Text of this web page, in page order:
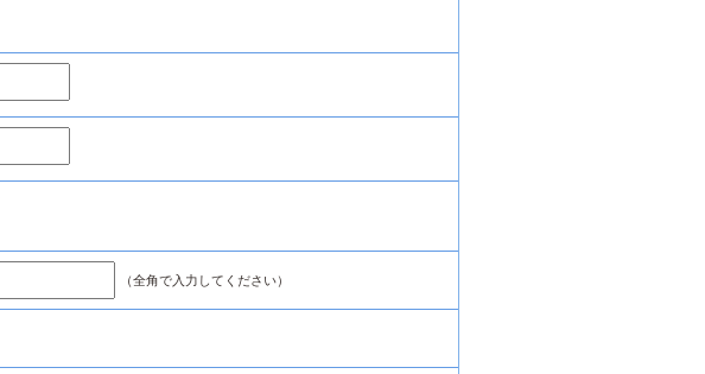
（全角で入力してください）